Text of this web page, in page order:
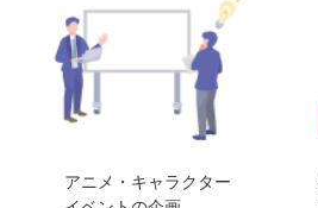
アニメ・キャラクター